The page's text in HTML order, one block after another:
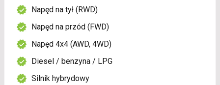
Napęd na tył (RWD)
Napęd na przód (FWD)
Napęd 4x4 (AWD, 4WD)
Diesel / benzyna / LPG
Silnik hybrydowy